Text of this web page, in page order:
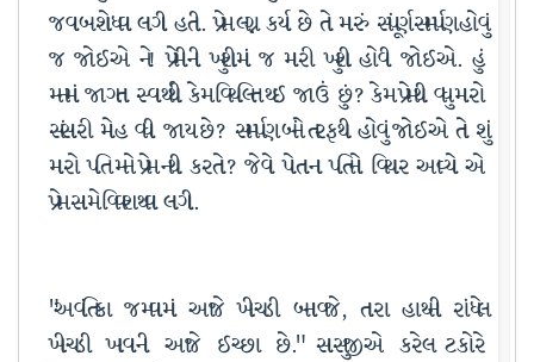
જવાબ શોધવા લાગી હતી. પ્રેમ લગ્ન કર્યા છે તો મારું સંપૂર્ણ સમર્પણ હોવું
જ જોઈએ ને! પ્રેમીની ખુશીમાં જ મારી ખુશી હોવી જોઈએ. હું
મનમાં જાગતા સ્વાર્થથી કેમ વિચલિત થઈ જાઉં છું? કેમ પ્રેમથી વધુ મારો
સંસારી મોહ વધી જાય છે? સમર્પણ બંને તરફથી હોવું જોઈએ તો શું
મારો પતિ મને પ્રેમ નથી કરતો? જેવો પોતાના પતિનો વિચાર આવ્યો એ
પ્રેમ સામે વિવશ થવા લાગી.
"અવંતિકા જમવામાં આજે ખીચડી બનાવજે, તારા હાથની રાંધેલ
ખીચડી ખાવાની આજે ઈચ્છા છે." સાસુજીએ કરેલ ટકોરે